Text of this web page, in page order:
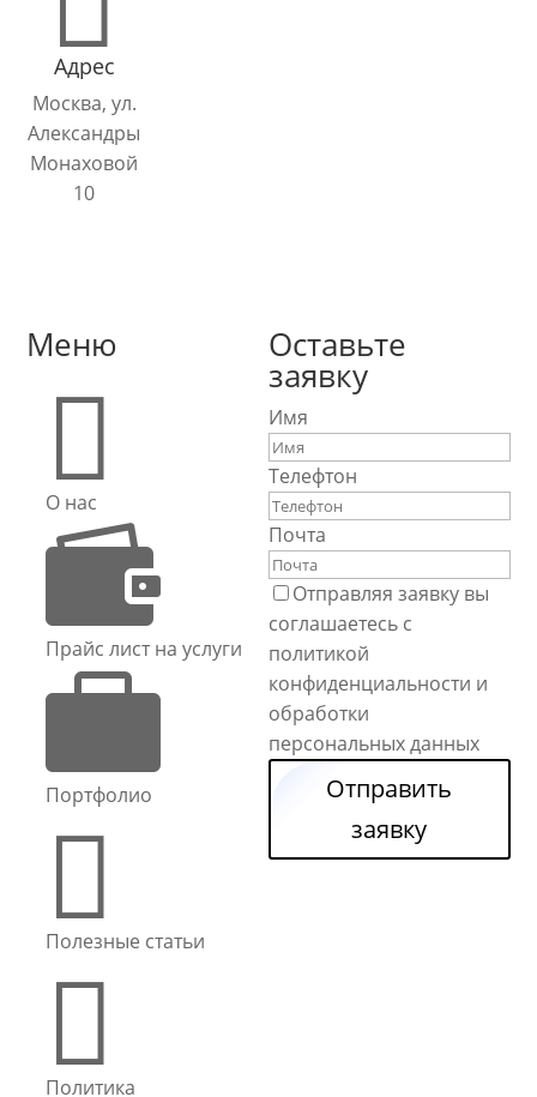
Адрес
Москва, ул.
Александры
Монаховой
10
Меню

О нас

Прайс лист на услуги

Портфолио

Полезные статьи

Политика
Оставьте
заявку
Имя
Телефтон
Почта
Отправляя заявку вы
соглашаетесь с
политикой
конфиденциальности и
обработки
персональных данных
Отправить
заявку